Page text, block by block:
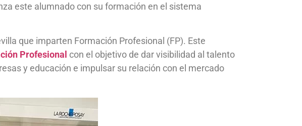
este alumnado con su formación en el sistema
que imparten Formación Profesional (FP). Este
Profesional con el objetivo de dar visibilidad al talento
y educación e impulsar su relación con el mercado